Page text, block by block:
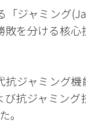
「ジャミング
敗を分ける核
ジャミング
び抗ジャミン
。